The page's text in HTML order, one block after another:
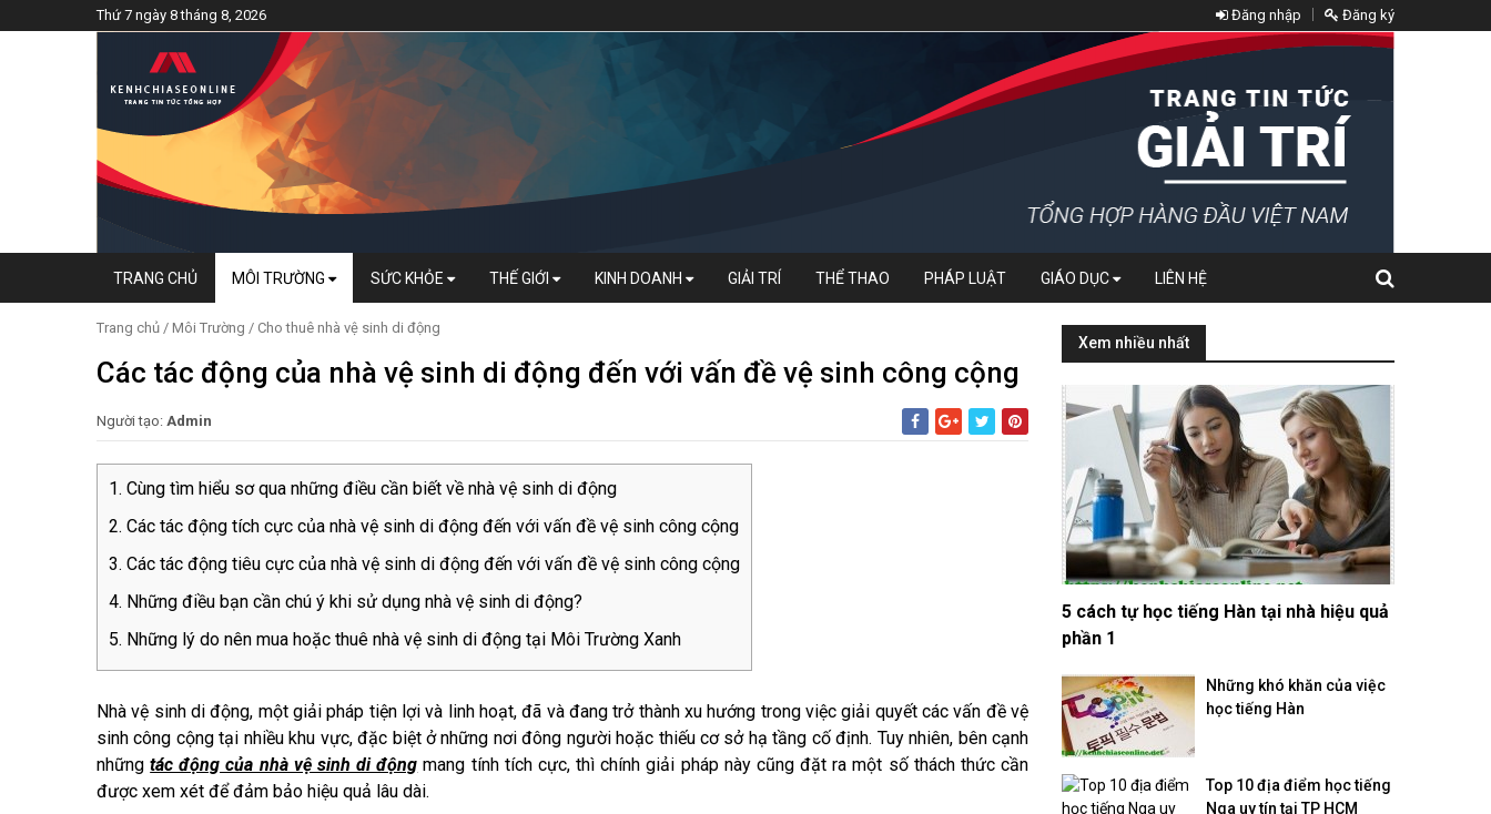
Thứ 7 ngày 8 tháng 8, 2026 Đăng nhập Đăng ký
TRANG CHỦ MÔI TRƯỜNG SỨC KHỎE THẾ GIỚI KINH DOANH GIẢI TRÍ THỂ THAO PHÁP LUẬT GIÁO DỤC LIÊN HỆ
Trang chủ / Môi Trường / Cho thuê nhà vệ sinh di động
Các tác động của nhà vệ sinh di động đến với vấn đề vệ sinh công cộng
Người tạo: Admin
Cùng tìm hiểu sơ qua những điều cần biết về nhà vệ sinh di động
Các tác động tích cực của nhà vệ sinh di động đến với vấn đề vệ sinh công cộng
Các tác động tiêu cực của nhà vệ sinh di động đến với vấn đề vệ sinh công cộng
Những điều bạn cần chú ý khi sử dụng nhà vệ sinh di động?
Những lý do nên mua hoặc thuê nhà vệ sinh di động tại Môi Trường Xanh
Nhà vệ sinh di động, một giải pháp tiện lợi và linh hoạt, đã và đang trở thành xu hướng trong việc giải quyết các vấn đề vệ
sinh công cộng tại nhiều khu vực, đặc biệt ở những nơi đông người hoặc thiếu cơ sở hạ tầng cố định. Tuy nhiên, bên cạnh
nhữngtác động của nhà vệ sinh di động mang tính tích cực, thì chính giải pháp này cũng đặt ra một số thách thức cần
được xem xét để đảm bảo hiệu quả lâu dài.
Xem nhiều nhất
5 cách tự học tiếng Hàn tại nhà hiệu quả
phần 1
Những khó khăn của việc
học tiếng Hàn
Top 10 địa điểm học tiếng
Nga uy tín tại TP HCM